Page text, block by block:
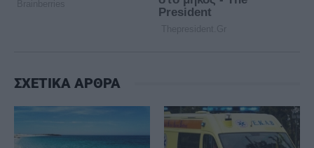
ΣΧΕΤΙΚΑ ΑΡΘΡΑ